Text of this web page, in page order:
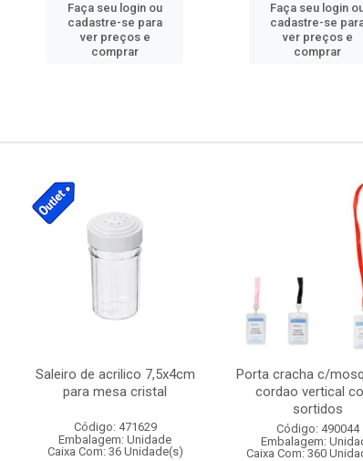
Faça seu login ou
cadastre-se para
ver preços e
comprar
Faça seu login
cadastre-se
ver preços e
comprar
Saleiro de acrilico 7,5x4cm
para mesa cristal
Código: 471629
Embalagem: Unidade
Caixa Com: 36 Unidade(s)
Porta cracha c/
cordao vertical
sortidos
Código: 490044
Embalagem:
Caixa Com: 360